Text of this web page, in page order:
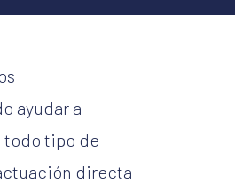
ayudar a
todo tipo de
directa